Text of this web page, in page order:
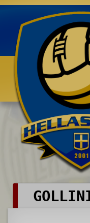
Benvenuti su